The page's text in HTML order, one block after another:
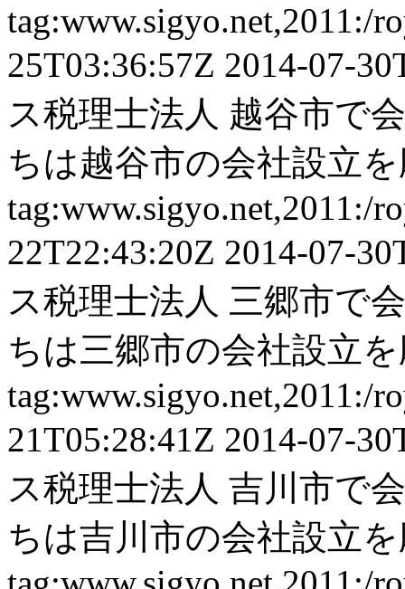
tag:www.sigyo.net,2011:/
25T03:36:57Z 2014-07-
ス税理士法人 越谷市で
ちは越谷市の会社設立
tag:www.sigyo.net,2011:/
22T22:43:20Z 2014-07-
ス税理士法人 三郷市で
ちは三郷市の会社設立
tag:www.sigyo.net,2011:/
21T05:28:41Z 2014-07-
ス税理士法人 吉川市で
ちは吉川市の会社設立